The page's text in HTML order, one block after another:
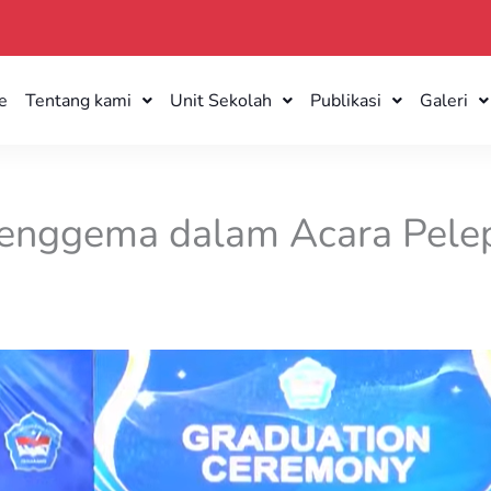
Tentang kami Unit Sekolah Publikasi Galeri
dalam Acara